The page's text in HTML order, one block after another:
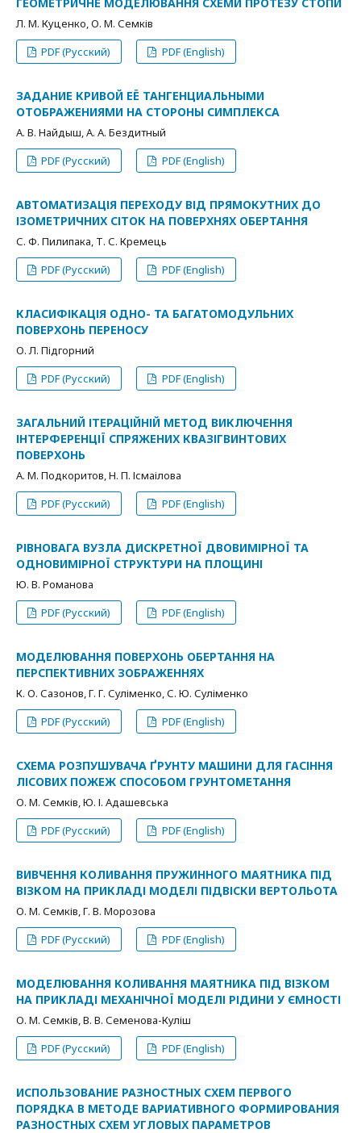
Л. М. Куценко, О. М. Семків
PDF (Русский)
PDF (English)
ЗАДАНИЕ КРИВОЙ ЕЁ ТАНГЕНЦИАЛЬНЫМИ
ОТОБРАЖЕНИЯМИ НА СТОРОНЫ СИМПЛЕКСА
А. В. Найдыш, А. А. Бездитный
PDF (Русский)
PDF (English)
АВТОМАТИЗАЦІЯ ПЕРЕХОДУ ВІД ПРЯМОКУТНИХ ДО
ІЗОМЕТРИЧНИХ СІТОК НА ПОВЕРХНЯХ ОБЕРТАННЯ
С. Ф. Пилипака, Т. С. Кремець
PDF (Русский)
PDF (English)
КЛАСИФІКАЦІЯ ОДНО- ТА БАГАТОМОДУЛЬНИХ
ПОВЕРХОНЬ ПЕРЕНОСУ
О. Л. Підгорний
PDF (Русский)
PDF (English)
ЗАГАЛЬНИЙ ІТЕРАЦІЙНІЙ МЕТОД ВИКЛЮЧЕННЯ
ІНТЕРФЕРЕНЦІЇ СПРЯЖЕНИХ КВАЗІГВИНТОВИХ
ПОВЕРХОНЬ
А. М. Подкоритов, Н. П. Ісмаілова
PDF (Русский)
PDF (English)
РІВНОВАГА ВУЗЛА ДИСКРЕТНОЇ ДВОВИМІРНОЇ ТА
ОДНОВИМІРНОЇ СТРУКТУРИ НА ПЛОЩИНІ
Ю. В. Романова
PDF (Русский)
PDF (English)
МОДЕЛЮВАННЯ ПОВЕРХОНЬ ОБЕРТАННЯ НА
ПЕРСПЕКТИВНИХ ЗОБРАЖЕННЯХ
К. О. Сазонов, Г. Г. Суліменко, С. Ю. Суліменко
PDF (Русский)
PDF (English)
СХЕМА РОЗПУШУВАЧА ҐРУНТУ МАШИНИ ДЛЯ ГАСІННЯ
ЛІСОВИХ ПОЖЕЖ СПОСОБОМ ГРУНТОМЕТАННЯ
О. М. Семків, Ю. І. Адашевська
PDF (Русский)
PDF (English)
ВИВЧЕННЯ КОЛИВАННЯ ПРУЖИННОГО МАЯТНИКА ПІД
ВІЗКОМ НА ПРИКЛАДІ МОДЕЛІ ПІДВІСКИ ВЕРТОЛЬОТА
О. М. Семків, Г. В. Морозова
PDF (Русский)
PDF (English)
МОДЕЛЮВАННЯ КОЛИВАННЯ МАЯТНИКА ПІД ВІЗКОМ
НА ПРИКЛАДІ МЕХАНІЧНОЇ МОДЕЛІ РІДИНИ У ЄМНОСТІ
О. М. Семків, В. В. Семенова-Куліш
PDF (Русский)
PDF (English)
ИСПОЛЬЗОВАНИЕ РАЗНОСТНЫХ СХЕМ ПЕРВОГО
ПОРЯДКА В МЕТОДЕ ВАРИАТИВНОГО ФОРМИРОВАНИЯ
РАЗНОСТНЫХ СХЕМ УГЛОВЫХ ПАРАМЕТРОВ